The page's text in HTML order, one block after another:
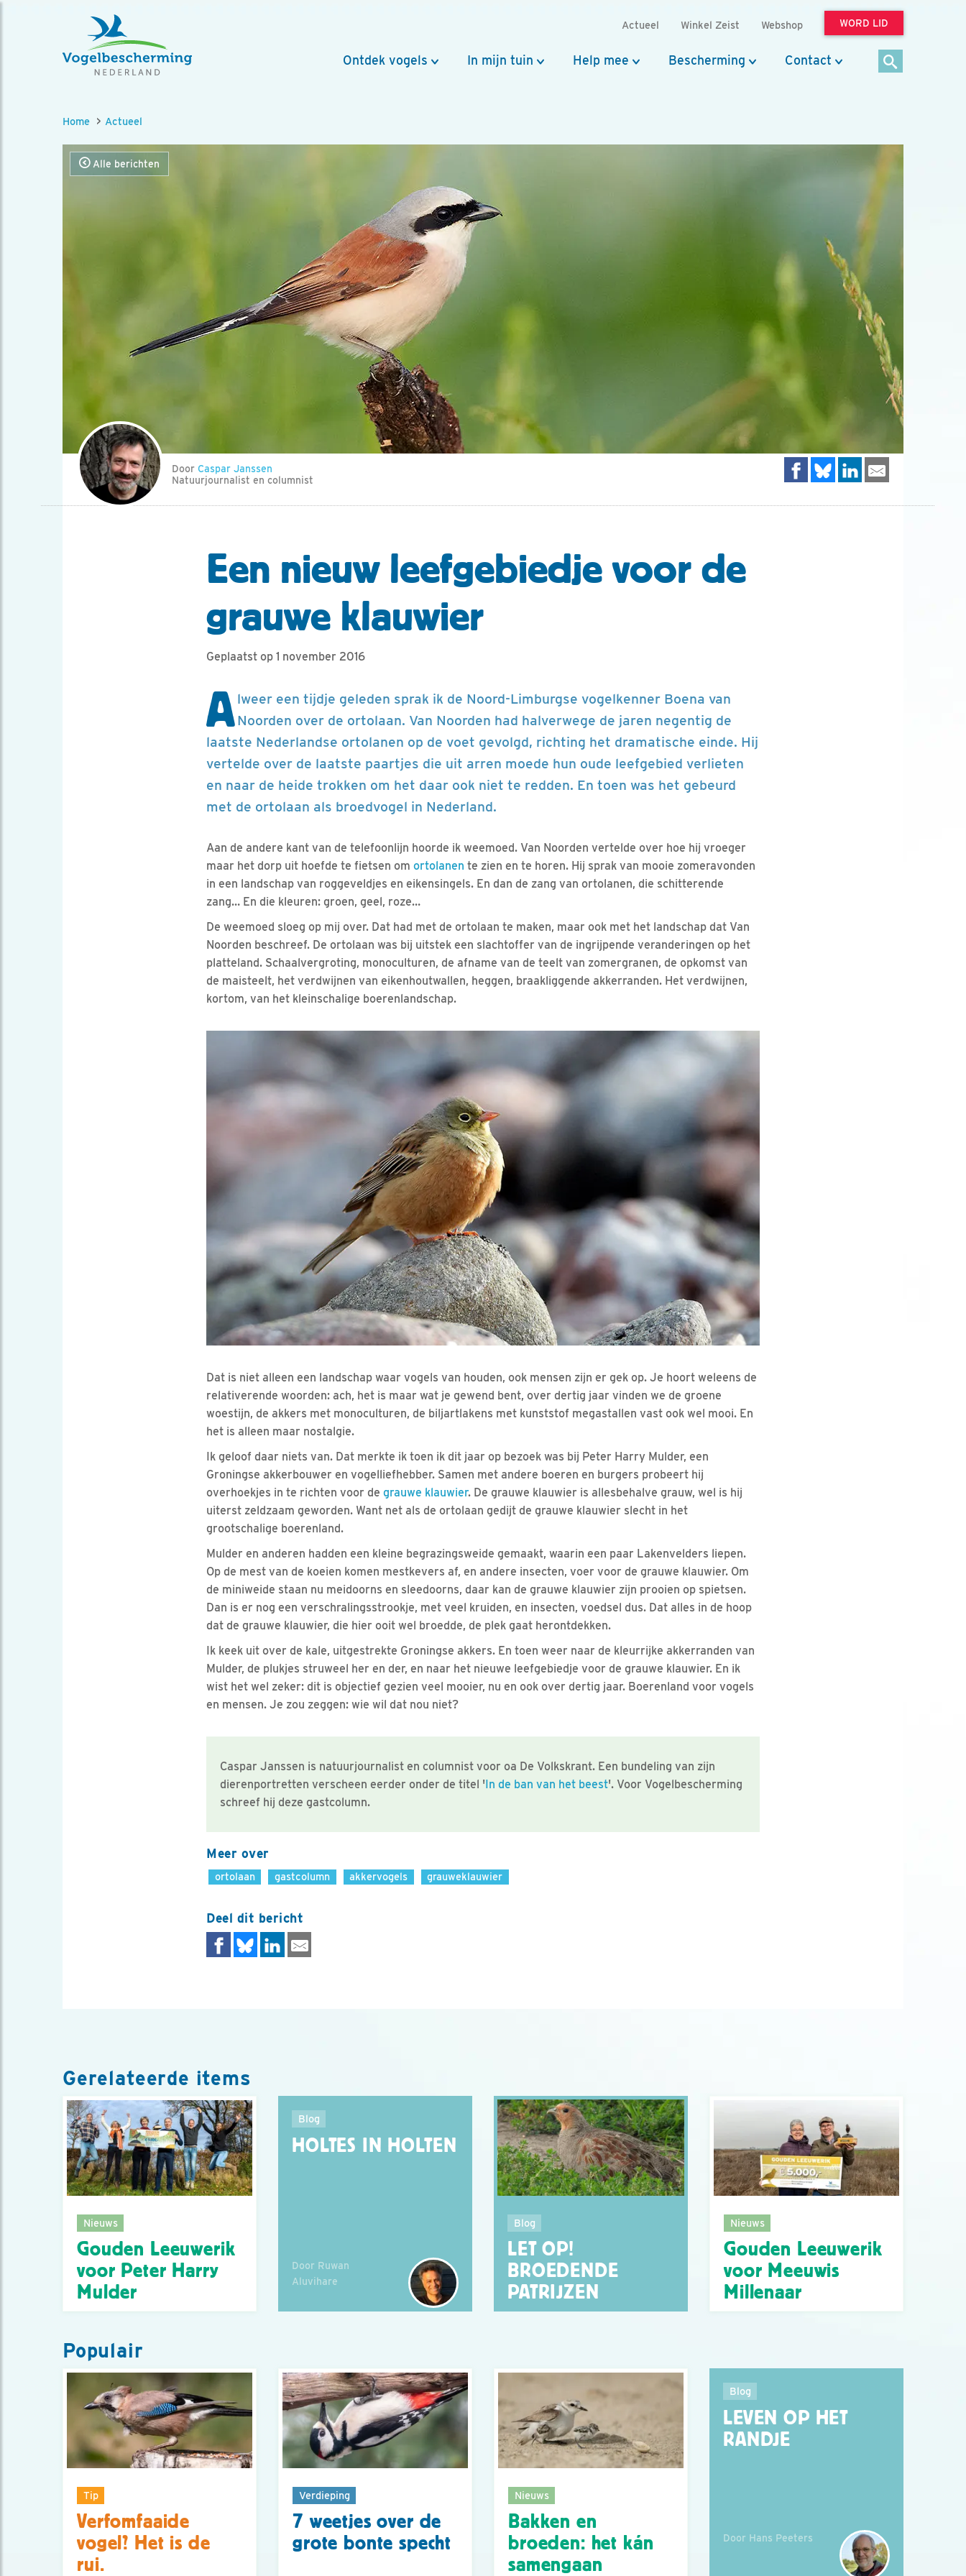
Actueel Winkel Zeist Webshop WORD LID
Ontdek vogels In mijn tuin Help mee Bescherming Contact
Home Actueel
Alle berichten
Door Caspar Janssen
Natuurjournalist en columnist
Een nieuw leefgebiedje voor de
grauwe klauwier
Geplaatst op 1 november 2016
Alweer een tijdje geleden sprak ik de Noord-Limburgse vogelkenner Boena van
Noorden over de ortolaan. Van Noorden had halverwege de jaren negentig de
laatste Nederlandse ortolanen op de voet gevolgd, richting het dramatische einde. Hij
vertelde over de laatste paartjes die uit arren moede hun oude leefgebied verlieten
en naar de heide trokken om het daar ook niet te redden. En toen was het gebeurd
met de ortolaan als broedvogel in Nederland.
Aan de andere kant van de telefoonlijn hoorde ik weemoed. Van Noorden vertelde over hoe hij vroeger
maar het dorp uit hoefde te fietsen om ortolanen te zien en te horen. Hij sprak van mooie zomeravonden
in een landschap van roggeveldjes en eikensingels. En dan de zang van ortolanen, die schitterende
zang… En die kleuren: groen, geel, roze…
De weemoed sloeg op mij over. Dat had met de ortolaan te maken, maar ook met het landschap dat Van
Noorden beschreef. De ortolaan was bij uitstek een slachtoffer van de ingrijpende veranderingen op het
platteland. Schaalvergroting, monoculturen, de afname van de teelt van zomergranen, de opkomst van
de maisteelt, het verdwijnen van eikenhoutwallen, heggen, braakliggende akkerranden. Het verdwijnen,
kortom, van het kleinschalige boerenlandschap.
Dat is niet alleen een landschap waar vogels van houden, ook mensen zijn er gek op. Je hoort weleens de
relativerende woorden: ach, het is maar wat je gewend bent, over dertig jaar vinden we de groene
woestijn, de akkers met monoculturen, de biljartlakens met kunststof megastallen vast ook wel mooi. En
het is alleen maar nostalgie.
Ik geloof daar niets van. Dat merkte ik toen ik dit jaar op bezoek was bij Peter Harry Mulder, een
Groningse akkerbouwer en vogelliefhebber. Samen met andere boeren en burgers probeert hij
overhoekjes in te richten voor de grauwe klauwier. De grauwe klauwier is allesbehalve grauw, wel is hij
uiterst zeldzaam geworden. Want net als de ortolaan gedijt de grauwe klauwier slecht in het
grootschalige boerenland.
Mulder en anderen hadden een kleine begrazingsweide gemaakt, waarin een paar Lakenvelders liepen.
Op de mest van de koeien komen mestkevers af, en andere insecten, voer voor de grauwe klauwier. Om
de miniweide staan nu meidoorns en sleedoorns, daar kan de grauwe klauwier zijn prooien op spietsen.
Dan is er nog een verschralingsstrookje, met veel kruiden, en insecten, voedsel dus. Dat alles in de hoop
dat de grauwe klauwier, die hier ooit wel broedde, de plek gaat herontdekken.
Ik keek uit over de kale, uitgestrekte Groningse akkers. En toen weer naar de kleurrijke akkerranden van
Mulder, de plukjes struweel her en der, en naar het nieuwe leefgebiedje voor de grauwe klauwier. En ik
wist het wel zeker: dit is objectief gezien veel mooier, nu en ook over dertig jaar. Boerenland voor vogels
en mensen. Je zou zeggen: wie wil dat nou niet?
Caspar Janssen is natuurjournalist en columnist voor oa De Volkskrant. Een bundeling van zijn
dierenportretten verscheen eerder onder de titel 'In de ban van het beest'. Voor Vogelbescherming
schreef hij deze gastcolumn.
Meer over
ortolaan gastcolumn akkervogels grauweklauwier
Deel dit bericht
Gerelateerde items
Nieuws
Gouden Leeuwerik
voor Peter Harry
Mulder
Blog
HOLTES IN HOLTEN
Door Ruwan
Aluvihare
Blog
LET OP!
BROEDENDE
PATRIJZEN
Nieuws
Gouden Leeuwerik
voor Meeuwis
Millenaar
Populair
Tip
Verfomfaaide
vogel? Het is de
rui.
Verdieping
7 weetjes over de
grote bonte specht
Nieuws
Bakken en
broeden: het kán
samengaan
Blog
LEVEN OP HET
RANDJE
Door Hans Peeters